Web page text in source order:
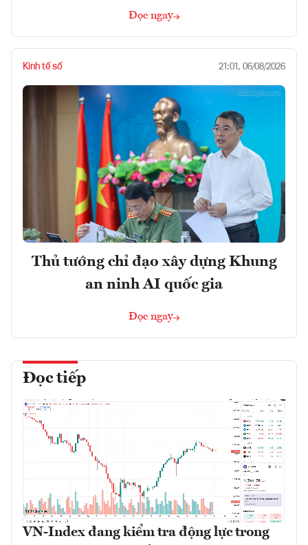
Đọc ngay
Kinh tế số 21:01, 06/08/2026
Thủ tướng chỉ đạo xây dựng Khung
an ninh AI quốc gia
Đọc ngay
Đọc tiếp
VN-Index đang kiểm tra động lực trong